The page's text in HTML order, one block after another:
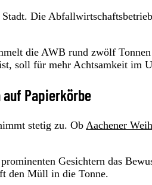
Die
die AWB rund zwölf
soll für mehr Achtsamkeit im
auf Papierkörbe
stetig zu. Ob Aachener
Gesichtern das
den Müll in die Tonne.